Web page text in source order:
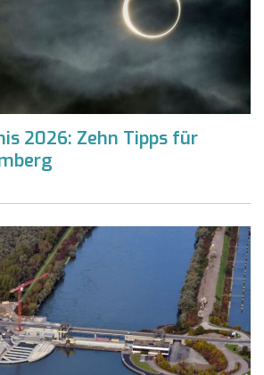
2026: Zehn Tipps für